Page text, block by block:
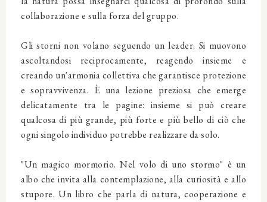
collaborazione e sulla forza del gruppo.
Gli storni non volano seguendo un leader. Si muovono
ascoltandosi reciprocamente, reagendo insieme e
creando un'armonia collettiva che garantisce protezione
e sopravvivenza. È una lezione preziosa che emerge
delicatamente tra le pagine: insieme si può creare
qualcosa di più grande, più forte e più bello di ciò che
ogni singolo individuo potrebbe realizzare da solo.
"Un magico mormorio. Nel volo di uno stormo" è un
albo che invita alla contemplazione, alla curiosità e allo
stupore. Un libro che parla di natura, cooperazione e